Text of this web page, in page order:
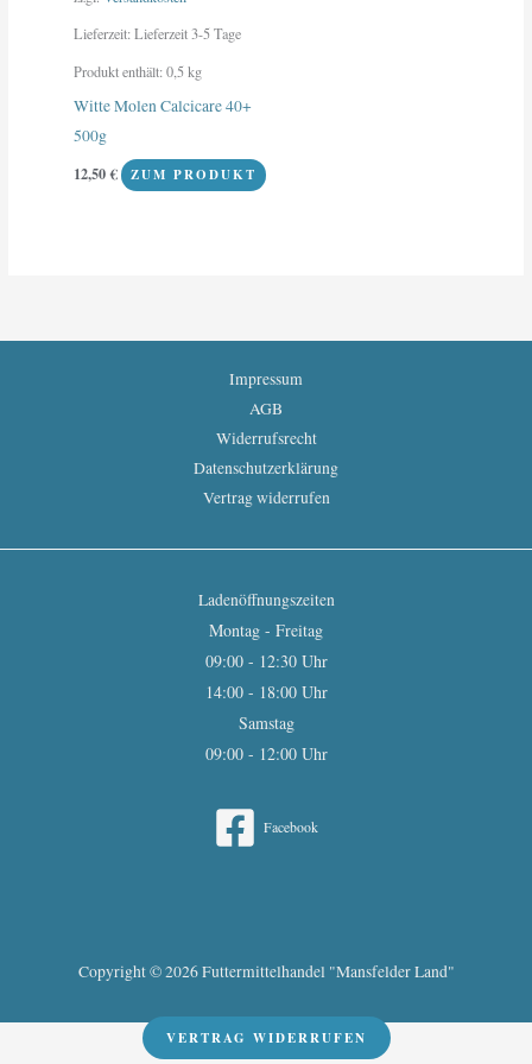
Lieferzeit:Lieferzeit 3-5 Tage
Produkt enthält: 0,5kg
Witte Molen Calcicare 40+
500g
12,50€ ZUM PRODUKT
Impressum
AGB
Widerrufsrecht
Datenschutzerklärung
Vertrag widerrufen
Ladenöffnungszeiten
Montag - Freitag
09:00 - 12:30 Uhr
14:00 - 18:00 Uhr
Samstag
09:00 - 12:00 Uhr
Facebook
Copyright © 2026 Futtermittelhandel "Mansfelder Land"
VERTRAG WIDERRUFEN